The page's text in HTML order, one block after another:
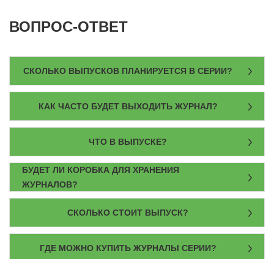
ВОПРОС-ОТВЕТ
СКОЛЬКО ВЫПУСКОВ ПЛАНИРУЕТСЯ В СЕРИИ?
КАК ЧАСТО БУДЕТ ВЫХОДИТЬ ЖУРНАЛ?
ЧТО В ВЫПУСКЕ?
БУДЕТ ЛИ КОРОБКА ДЛЯ ХРАНЕНИЯ
ЖУРНАЛОВ?
СКОЛЬКО СТОИТ ВЫПУСК?
ГДЕ МОЖНО КУПИТЬ ЖУРНАЛЫ СЕРИИ?